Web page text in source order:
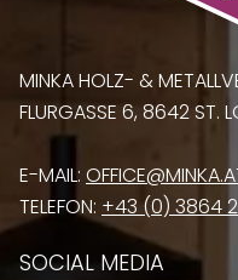
MINKA HOLZ- &
FLURGASSE 6, 8642 ST.
E-MAIL:
TELEFON: +43 (0) 3864
SOCIAL MEDIA